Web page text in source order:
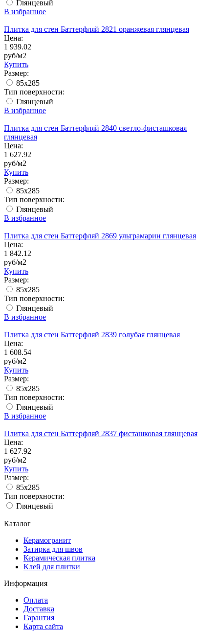
Глянцевый
В избранное
Плитка для стен Баттерфляй 2821 оранжевая глянцевая
Цена:
1 939.02
руб/м2
Купить
Размер:
85х285
Тип поверхности:
Глянцевый
В избранное
Плитка для стен Баттерфляй 2840 светло-фисташковая
глянцевая
Цена:
1 627.92
руб/м2
Купить
Размер:
85х285
Тип поверхности:
Глянцевый
В избранное
Плитка для стен Баттерфляй 2869 ультрамарин глянцевая
Цена:
1 842.12
руб/м2
Купить
Размер:
85х285
Тип поверхности:
Глянцевый
В избранное
Плитка для стен Баттерфляй 2839 голубая глянцевая
Цена:
1 608.54
руб/м2
Купить
Размер:
85х285
Тип поверхности:
Глянцевый
В избранное
Плитка для стен Баттерфляй 2837 фисташковая глянцевая
Цена:
1 627.92
руб/м2
Купить
Размер:
85х285
Тип поверхности:
Глянцевый
Каталог
Керамогранит
Затирка для швов
Керамическая плитка
Клей для плитки
Информация
Оплата
Доставка
Гарантия
Карта сайта